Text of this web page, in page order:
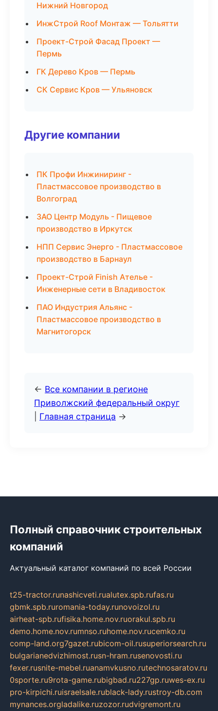
Нижний Новгород
ИнжСтрой Roof Монтаж — Тольятти
Проект-Строй Фасад Проект —
Пермь
ГК Дерево Кров — Пермь
СК Сервис Кров — Ульяновск
Другие компании
ПК Профи Инжиниринг -
Пластмассовое производство в
Волгоград
ЗАО Центр Модуль - Пищевое
производство в Иркутск
НПП Сервис Энерго - Пластмассовое
производство в Барнаул
Проект-Строй Finish Ателье -
Инженерные сети в Владивосток
ПАО Индустрия Альянс -
Пластмассовое производство в
Магнитогорск
← Все компании в регионе
Приволжский федеральный округ
Главная страница →
Полный справочник строительных
компаний
Актуальный каталог компаний по всей России
t25-tractor.runashicveti.rualutex.spb.rufas.ru
gbmk.spb.ruromania-today.runovoizol.ru
airheat-spb.rufisika.home.nov.ruorakul.spb.ru
demo.home.nov.rumnso.ruhome.nov.rucemko.ru
comp-land.org7gazet.rubicom-oil.rusuperiorsearch.ru
bulgarianedvizhimost.rusn-hram.rusenovosti.ru
fexer.rusnite-mebel.ruanamvkusno.rutechnosaratov.ru
0sporte.ru9rota-game.rubigbad.ru227gp.ruwes-ex.ru
pro-kirpichi.ruisraelsale.rublack-lady.rustroy-db.com
mynances.orgladalike.ruzozor.rudvigremont.ru